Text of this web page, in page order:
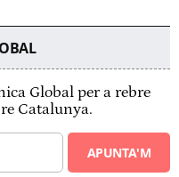
Global per a rebre
Catalunya.
APUNTA'M